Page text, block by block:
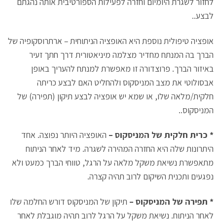
לבצע..
אופציה טיפולית נוספת היא האופציה הניתוחית – ארתרוסקופיה של
הברך בה המנתח מחדיר מצלמה מיניאטורית דרך חתך זעיר
באיזור הברך. פרוצדורה זו מאפשרת למנתח להעריך באופן
אבסולוטי את מצב המניסקוס ולהחליט האם לבצע כריתה
חלקית/מלאה שלו, או שמא יש אופציה לבצע תיקון (תפירה) של
המניסקוס..
* כרית חלקית של המניסקוס – האופציה היותר נפוצה. אחד
היתרונות שלה היא החזרה המהירה לשגרה. מיד לאחר הניתוח
מתאפשרת נשיאת משקל מלאה על הרגל, טווחי הברך כמעט ולא
נפגעים ותכנית השיקום לרוב תהיה קצרה.
* תפירה של המניסקוס – תיקון של המניסקוס דורש החלמה שלו
לאחר הניתוח. נשיאת משקל על הרגל לרוב תהיה מוגבלת לאחר